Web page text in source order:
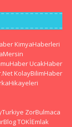
KimyaHaberleri
UcakHaber
KolayBilimHaber
ZorBulmaca
TOKİEmlak